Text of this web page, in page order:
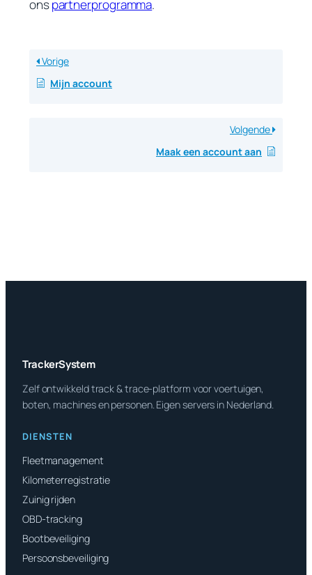
onspartnerprogramma.
Vorige
Mijn account
Volgende
Maak een account aan
TrackerSystem
Zelf ontwikkeld track & trace-platform voor voertuigen,
boten, machines en personen. Eigen servers in Nederland.
DIENSTEN
Fleetmanagement
Kilometerregistratie
Zuinig rijden
OBD-tracking
Bootbeveiliging
Persoonsbeveiliging